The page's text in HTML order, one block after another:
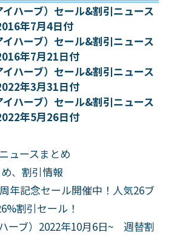
ハーブ）セール&割引ニュース
年7月4日付
ハーブ）セール&割引ニュース
年7月21日付
ハーブ）セール&割引ニュース
年3月31日付
ハーブ）セール&割引ニュース
年5月26日付
ュースまとめ
、割引情報
年記念セール開催中！人気26ブ
割引セール！
ーブ）2022年10月6日~ 週替割